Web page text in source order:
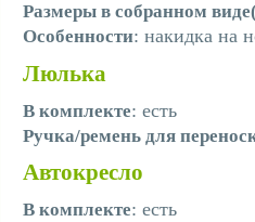
Размеры в собранном
Особенности: накидка на
Люлька
В комплекте: есть
Ручка/ремень для
Автокресло
В комплекте: есть